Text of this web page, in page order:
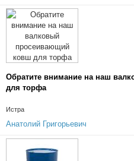
Обратите внимание на наш
для торфа
Истра
Анатолий Григорьевич